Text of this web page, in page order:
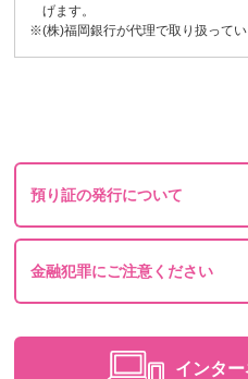
げます。
※(株)福岡銀行が代理で取り扱ってい
預り証の発行について
金融犯罪にご注意ください
インター